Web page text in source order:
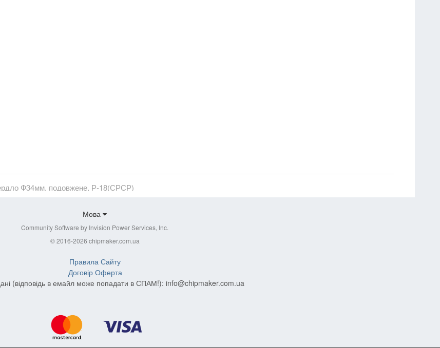
Ф34мм, подовжене, Р-18(СРСР)
Мова
Community Software by Invision Power Services, Inc.
© 2016-2026 chipmaker.com.ua
Правила Сайту
Договір Оферта
(відповідь в емайл може попадати в СПАМ!): info@chipmaker.com.ua